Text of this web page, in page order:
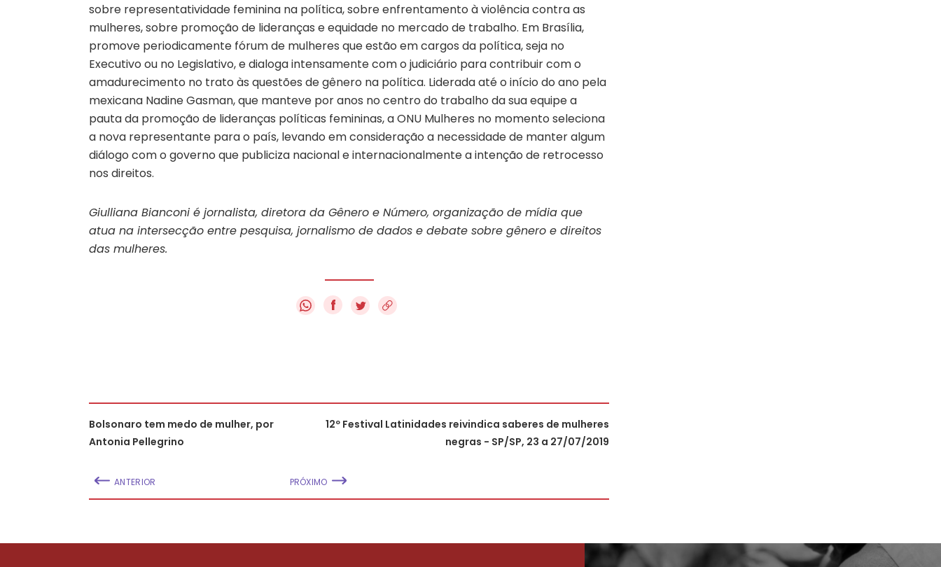
sobre representatividade feminina na política, sobre enfrentamento à violência contra as
mulheres, sobre promoção de lideranças e equidade no mercado de trabalho. Em Brasília,
promove periodicamente fórum de mulheres que estão em cargos da política, seja no
Executivo ou no Legislativo, e dialoga intensamente com o judiciário para contribuir com o
amadurecimento no trato às questões de gênero na política. Liderada até o início do ano pela
mexicana Nadine Gasman, que manteve por anos no centro do trabalho da sua equipe a
pauta da promoção de lideranças políticas femininas, a ONU Mulheres no momento seleciona
a nova representante para o país, levando em consideração a necessidade de manter algum
diálogo com o governo que publiciza nacional e internacionalmente a intenção de retrocesso
nos direitos.
Giulliana Bianconi é jornalista, diretora da Gênero e Número, organização de mídia que
atua na intersecção entre pesquisa, jornalismo de dados e debate sobre gênero e direitos
das mulheres.
f
Bolsonaro tem medo de mulher, por
Antonia Pellegrino
ANTERIOR
12º Festival Latinidades reivindica saberes de mulheres
negras - SP/SP, 23 a 27/07/2019
PRÓXIMO